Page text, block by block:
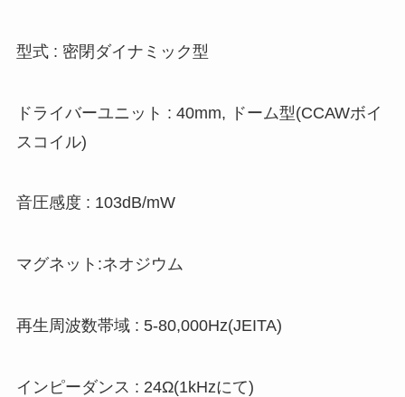
型式 : 密閉ダイナミック型
ドライバーユニット : 40mm, ドーム型(CCAWボイ
スコイル)
音圧感度 : 103dB/mW
マグネット:ネオジウム
再生周波数帯域 : 5-80,000Hz(JEITA)
インピーダンス : 24Ω(1kHzにて)